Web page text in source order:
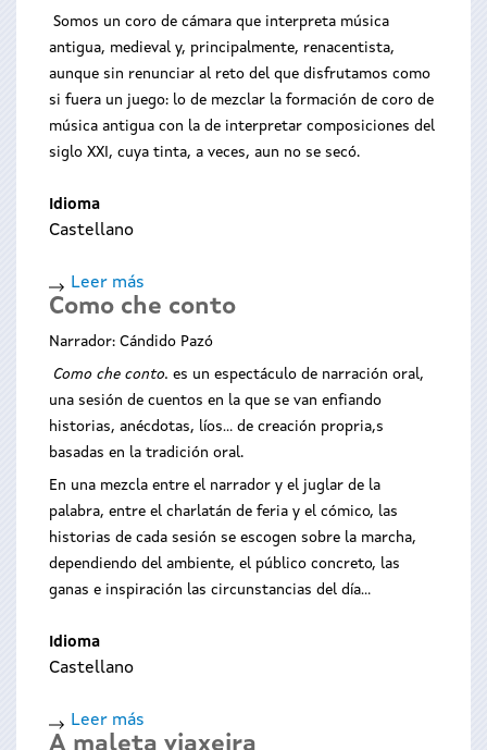
Somos un coro de cámara que interpreta música
antigua, medieval y, principalmente, renacentista,
aunque sin renunciar al reto del que disfrutamos como
si fuera un juego: lo de mezclar la formación de coro de
música antigua con la de interpretar composiciones del
siglo XXI, cuya tinta, a veces, aun no se secó.
Idioma
Castellano
Leer más
Voces
riseiras.
Como che conto
Narrador: Cándido Pazó
Como che conto. es un espectáculo de narración oral,
una sesión de cuentos en la que se van enfiando
historias, anécdotas, líos... de creación propria,s
basadas en la tradición oral.
En una mezcla entre el narrador y el juglar de la
palabra, entre el charlatán de feria y el cómico, las
historias de cada sesión se escogen sobre la marcha,
dependiendo del ambiente, el público concreto, las
ganas e inspiración las circunstancias del día...
Idioma
Castellano
Leer más
A maleta viaxeira